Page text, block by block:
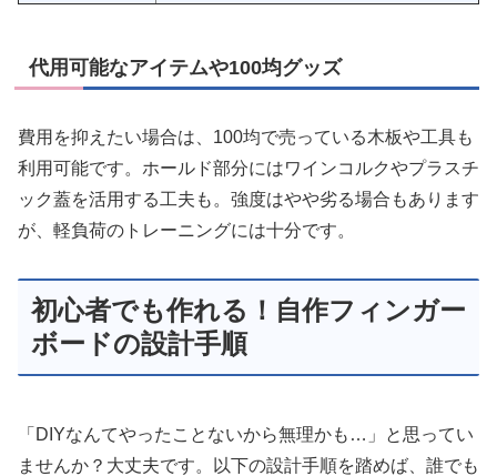
代用可能なアイテムや100均グッズ
費用を抑えたい場合は、100均で売っている木板や工具も
利用可能です。ホールド部分にはワインコルクやプラスチ
ック蓋を活用する工夫も。強度はやや劣る場合もあります
が、軽負荷のトレーニングには十分です。
初心者でも作れる！自作フィンガー
ボードの設計手順
「DIYなんてやったことないから無理かも…」と思ってい
ませんか？大丈夫です。以下の設計手順を踏めば、誰でも